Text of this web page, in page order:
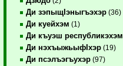
Ди зэпыщIэныгъэхэр (36)
Ди куейхэм (1)
Ди къуэш республикэхэм
Ди нэхъыжьыфIхэр (19)
Ди псэлъэгъухэр (97)